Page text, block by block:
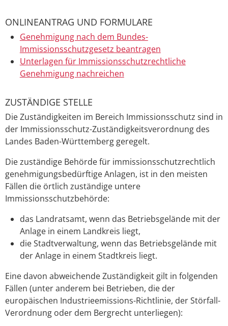
ONLINEANTRAG UND FORMULARE
Genehmigung nach dem Bundes-
Immissionsschutzgesetz beantragen
Unterlagen für Immissionsschutzrechtliche
Genehmigung nachreichen
ZUSTÄNDIGE STELLE
Die Zuständigkeiten im Bereich Immissionsschutz sind in
der Immissionsschutz-Zuständigkeitsverordnung des
Landes Baden-Württemberg geregelt.
Die zuständige Behörde für immissionsschutzrechtlich
genehmigungsbedürftige Anlagen, ist in den meisten
Fällen die örtlich zuständige untere
Immissionsschutzbehörde:
das Landratsamt, wenn das Betriebsgelände mit der
Anlage in einem Landkreis liegt,
die Stadtverwaltung, wenn das Betriebsgelände mit
der Anlage in einem Stadtkreis liegt.
Eine davon abweichende Zuständigkeit gilt in folgenden
Fällen (unter anderem bei Betrieben, die der
europäischen Industrieemissions-Richtlinie, der Störfall-
Verordnung oder dem Bergrecht unterliegen):